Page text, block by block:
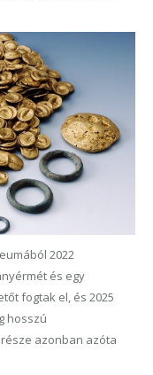
2022
és egy
fogtak el, és 2025
hosszú
azonban azóta